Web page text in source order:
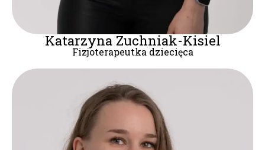
Katarzyna Zuchniak-Kisiel​
Fizjoterapeutka dziecięca